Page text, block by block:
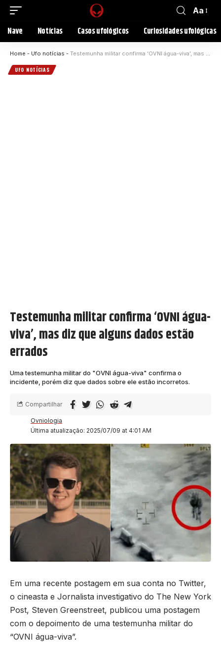
Aa
Nave Notícias Casos ufológicos Curiosidades ufológicas
Home - Ufo notícias - Testemunha militar confirma ‘OVNI água-viva’, mas diz que alguns dados estão errados
UFO NOTÍCIAS
Testemunha militar confirma ‘OVNI água-
viva’, mas diz que alguns dados estão
errados
Uma testemunha militar do "OVNI água-viva" confirma o
incidente, porém diz que dados sobre ele estão incorretos.
Última atualização: 2025/07/09 at 4:01 AM
Ovniologia
Compartilhar
Em uma recente postagem em sua conta no Twitter,
o cineasta e Jornalista investigativo do The New York
Post, Steven Greenstreet, publicou uma postagem
com o depoimento de uma testemunha militar do
“OVNI água-viva”.